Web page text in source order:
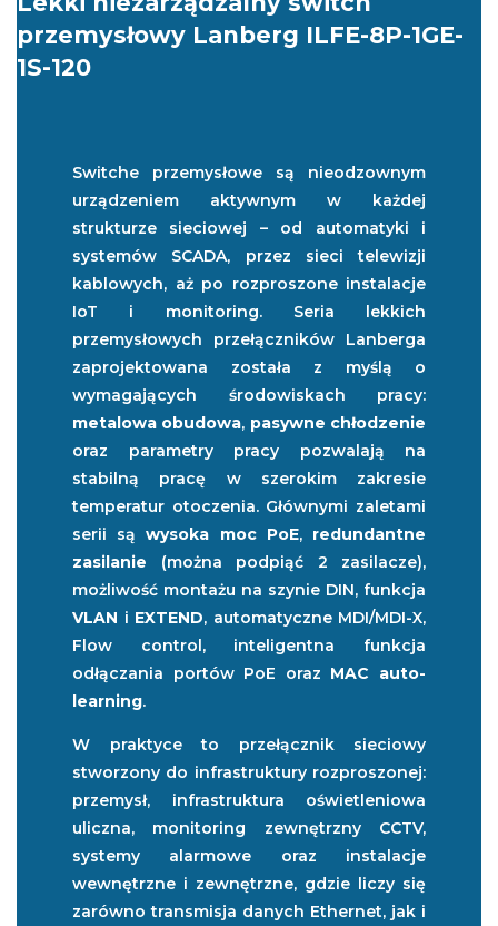
przemysłowy Lanberg ILFE-8P-1GE-
1S-120
Switche przemysłowe są nieodzownym
urządzeniem aktywnym w każdej
strukturze sieciowej – od automatyki i
systemów SCADA, przez sieci telewizji
kablowych, aż po rozproszone instalacje
IoT i monitoring. Seria lekkich
przemysłowych przełączników Lanberga
zaprojektowana została z myślą o
wymagających środowiskach pracy:
metalowa obudowa, pasywne chłodzenie
oraz parametry pracy pozwalają na
stabilną pracę w szerokim zakresie
temperatur otoczenia. Głównymi zaletami
serii sąwysoka moc PoE, redundantne
zasilanie (można podpiąć 2 zasilacze),
możliwość montażu na szynie DIN, funkcja
VLAN i EXTEND, automatyczne MDI/MDI-X,
Flow control, inteligentna funkcja
odłączania portów PoE oraz MAC auto-
learning.
W praktyce to przełącznik sieciowy
stworzony do infrastruktury rozproszonej:
przemysł, infrastruktura oświetleniowa
uliczna, monitoring zewnętrzny CCTV,
systemy alarmowe oraz instalacje
wewnętrzne i zewnętrzne, gdzie liczy się
zarówno transmisja danych Ethernet, jak i